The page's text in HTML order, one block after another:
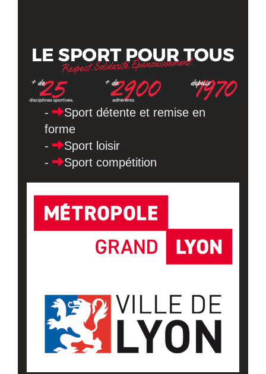
Sport détente et remise en
forme
Sport loisir
Sport compétition